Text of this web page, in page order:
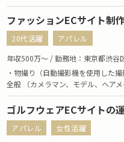
ファッションECサイト制
20代活躍
アパレル
年収500万〜 / 勤務地：東京都渋谷
・物撮り（自動撮影機を使用した
全般 （カメラマン、モデル、ヘア
ゴルフウェアECサイトの
アパレル
女性活躍